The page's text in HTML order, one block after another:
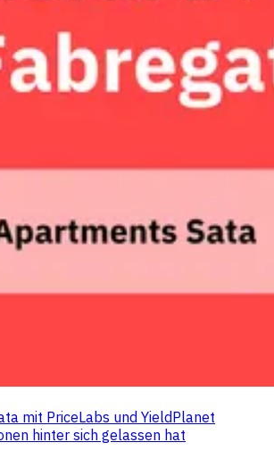
mit PriceLabs und YieldPlanet
hinter sich gelassen hat